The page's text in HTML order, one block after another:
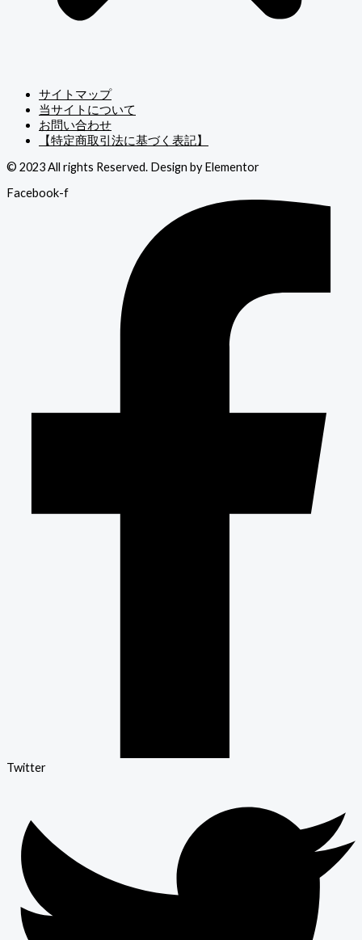
サイトマップ
当サイトについて
お問い合わせ
【特定商取引法に基づく表記】
© 2023 All rights Reserved. Design by Elementor
Facebook-f
Twitter